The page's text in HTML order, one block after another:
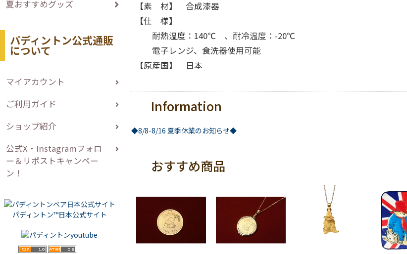
夏おすすめグッズ
パディントン公式通販
について
マイアカウント
ご利用ガイド
ショップ紹介
公式X・Instagramフォロ
ー＆リポストキャンペー
ン！
パディントン™日本公式サイト
【素 材】 合成漆器
【仕 様】
耐熱温度：140℃ 、耐冷温度：-20℃
電子レンジ、食洗器使用可能
【原産国】 日本
Information
◆8/8-8/16 夏季休業のお知らせ◆
おすすめ商品